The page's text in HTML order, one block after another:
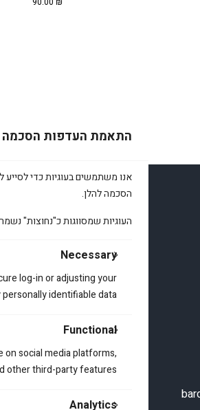
התאמת העדפות הסכמה
אנו משתמשים בעוגיות כדי לסייע
הסכמה להלן.
העוגיות שמסווגות כ"נחוצות"
Necessary
log-in or adjusting your
identifiable data.
Functional
social media platforms,
other third-party features.
Analytics